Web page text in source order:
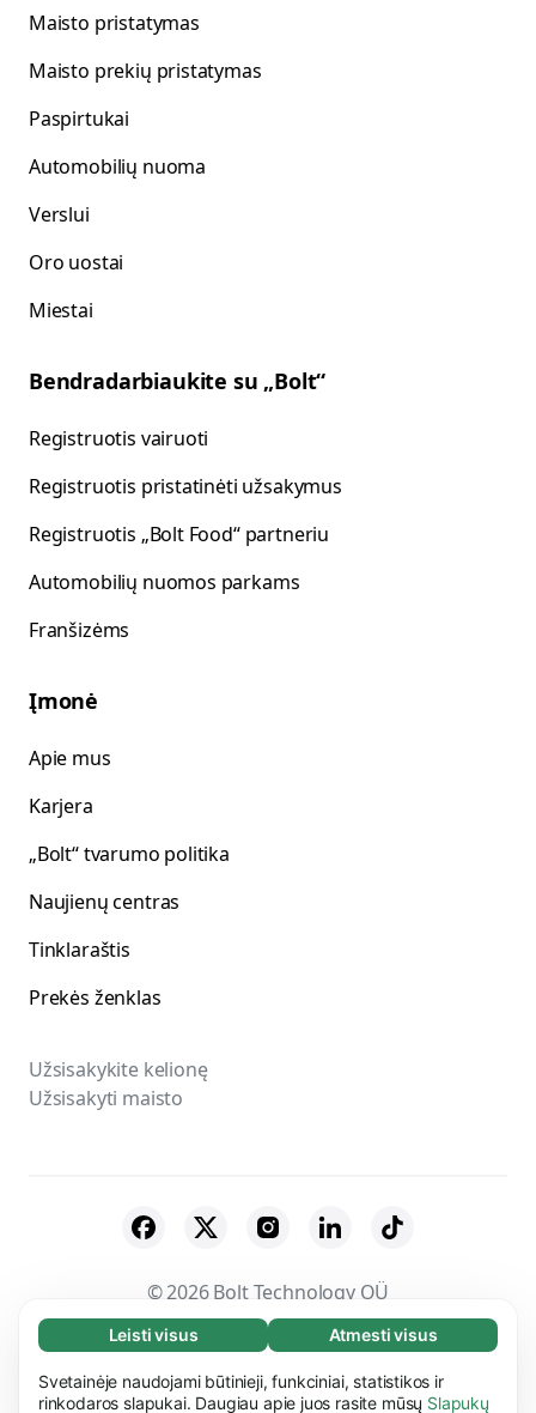
Būtini slapukai (65)
Būtini slapukai reikalingi tam, kad mūsų svetaine
būtų įmanoma naudotis ir joje atlikti pagrindinius
Daugiau informacijos
Leisti visus Atmesti visus
Svetainėje naudojami būtinieji, funkciniai, statistikos ir
rinkodaros slapukai. Daugiau apie juos rasite mūsų Slapukų
Maisto pristatymas
Maisto prekių pristatymas
Paspirtukai
Automobilių nuoma
Verslui
Oro uostai
Miestai
Bendradarbiaukite su „Bolt“
Registruotis vairuoti
Registruotis pristatinėti užsakymus
Registruotis „Bolt Food“ partneriu
Automobilių nuomos parkams
Franšizėms
Įmonė
Apie mus
Karjera
„Bolt“ tvarumo politika
Naujienų centras
Tinklaraštis
Prekės ženklas
Užsisakykite kelionę
Užsisakyti maisto
© 2026 Bolt Technology OÜ
Paslaugų teikėjai Sąlygos
Privatumas
Slapukai
Saugumas